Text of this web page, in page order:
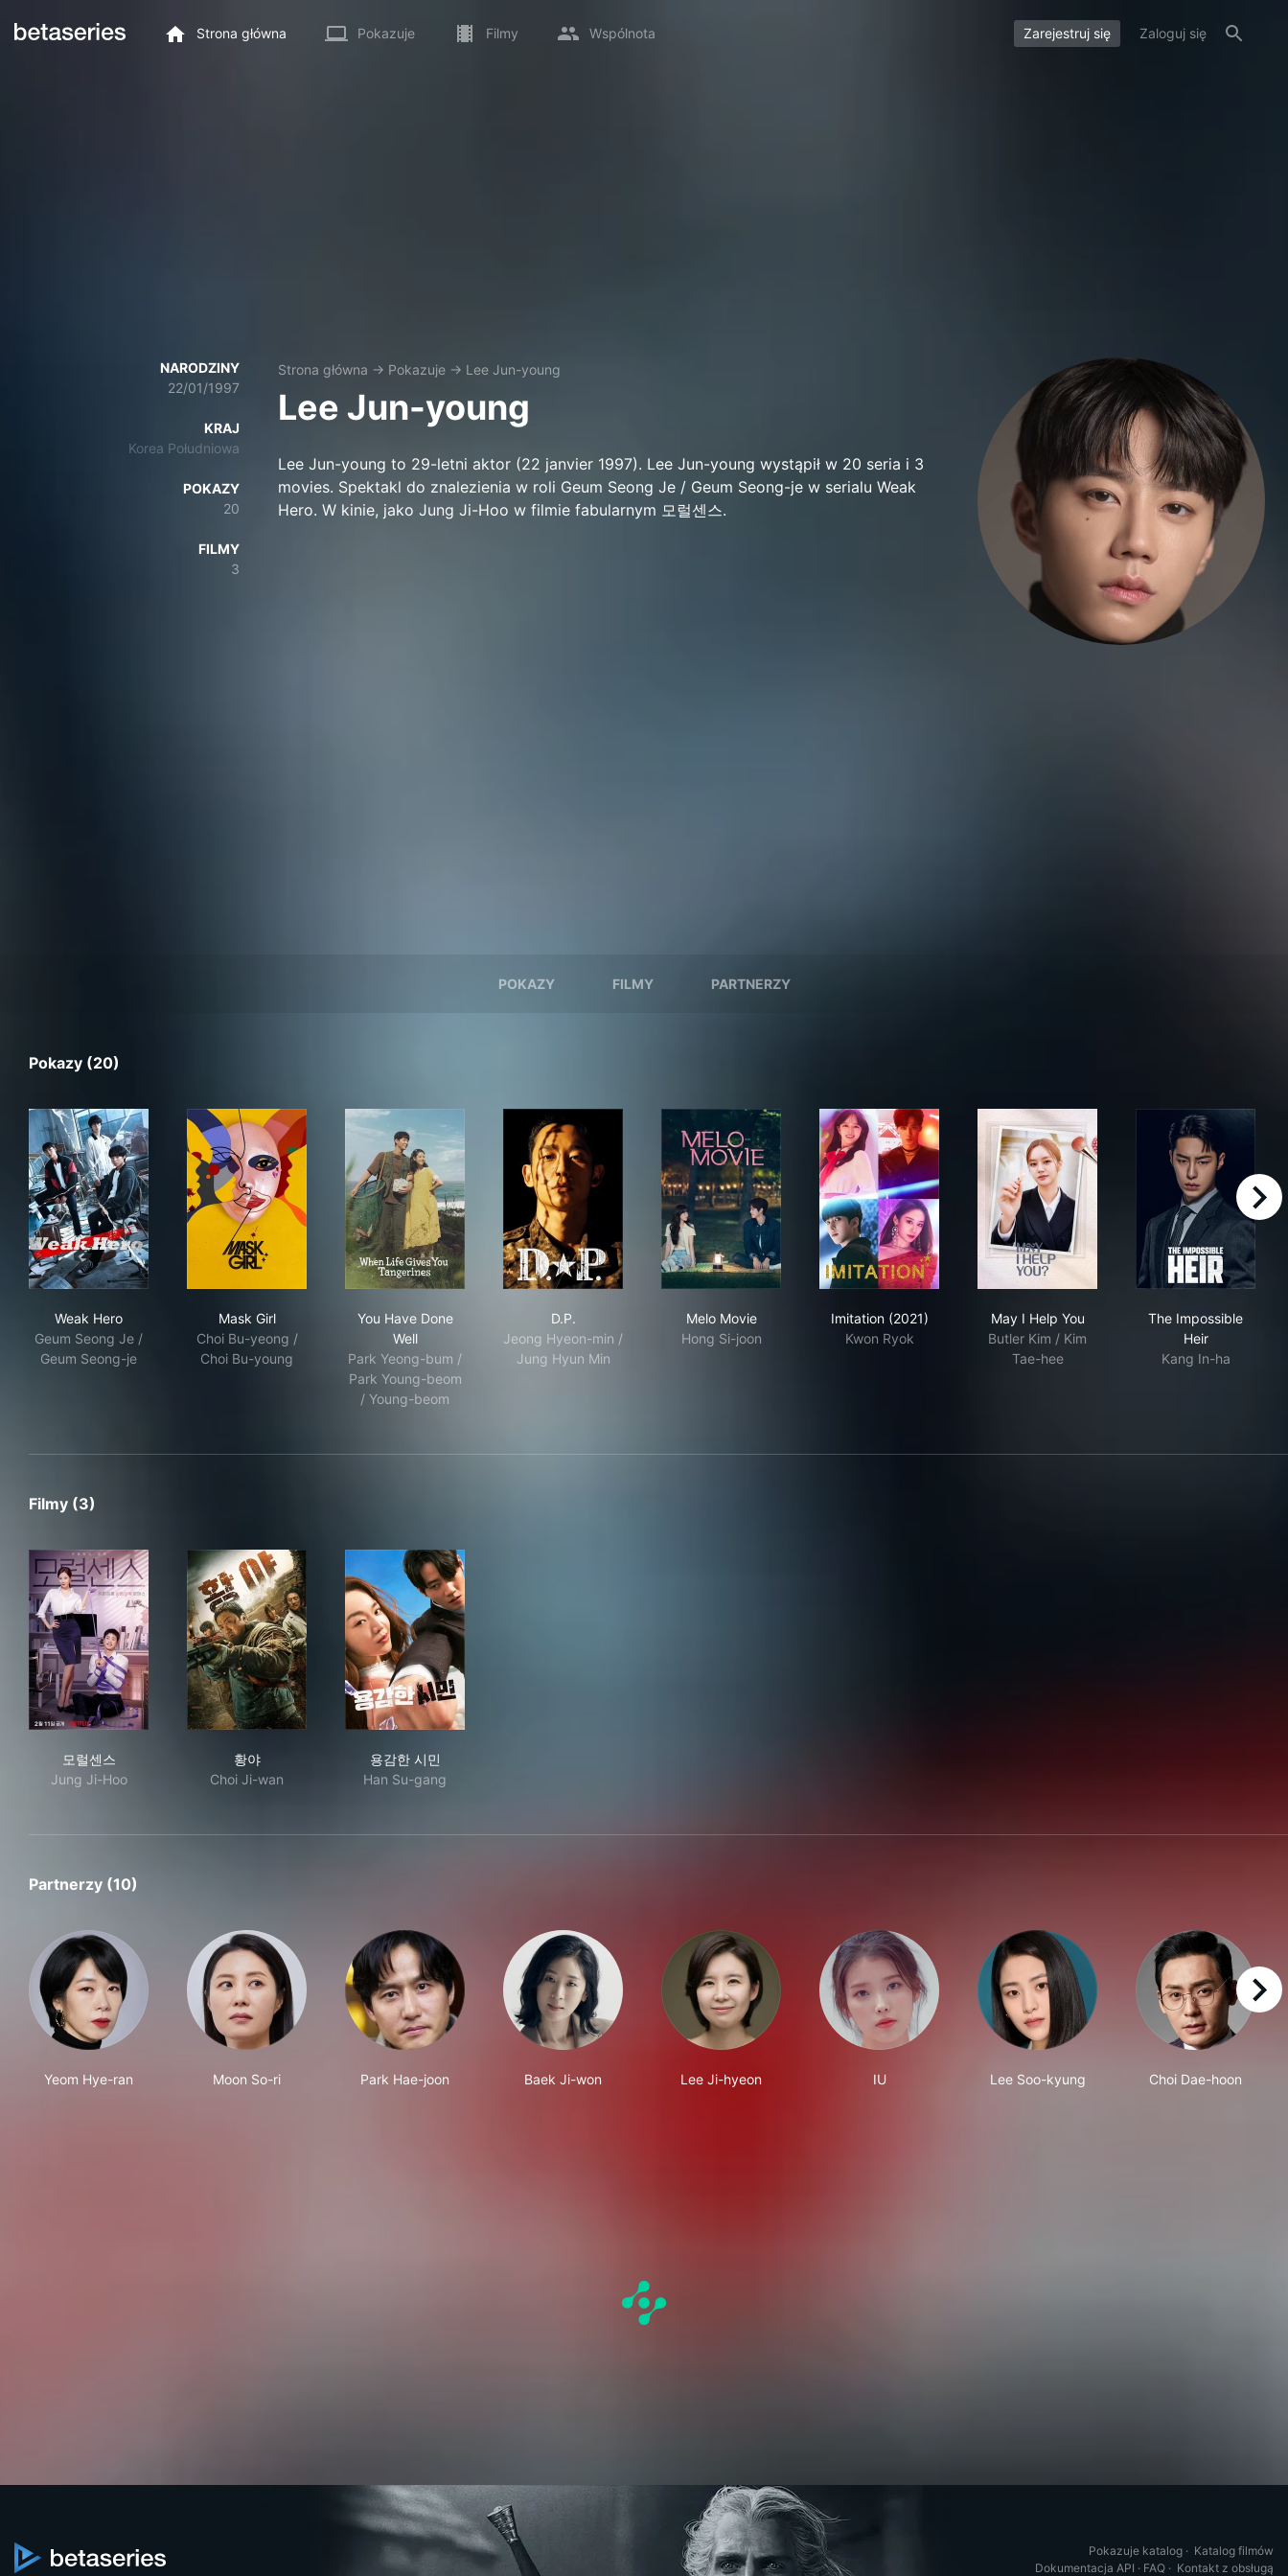
Strona główna Pokazuje Filmy Wspólnota Zarejestruj się Zaloguj się
NARODZINY
22/01/1997
KRAJ
Korea Południowa
POKAZY
20
FILMY
3
Strona główna → Pokazuje → Lee Jun-young
Lee Jun-young
Lee Jun-young to 29-letni aktor (22 janvier 1997). Lee Jun-young wystąpił w 20 seria i 3
movies. Spektakl do znalezienia w roli Geum Seong Je / Geum Seong-je w serialu Weak
Hero. W kinie, jako Jung Ji-Hoo w filmie fabularnym 모럴센스.
POKAZY FILMY PARTNERZY
Pokazy (20)
Weak Hero
Geum Seong Je /
Geum Seong-je
Mask Girl
Choi Bu-yeong /
Choi Bu-young
You Have Done
Well
Park Yeong-bum /
Park Young-beom
/ Young-beom
D.P.
Jeong Hyeon-min /
Jung Hyun Min
Melo Movie
Hong Si-joon
Imitation (2021)
Kwon Ryok
May I Help You
Butler Kim / Kim
Tae-hee
The Impossible
Heir
Kang In-ha
right
Filmy (3)
모럴센스
Jung Ji-Hoo
황야
Choi Ji-wan
용감한 시민
Han Su-gang
Partnerzy (10)
Yeom Hye-ran Moon So-ri Park Hae-joon Baek Ji-won Lee Ji-hyeon IU Lee Soo-kyung Choi Dae-hoon
right
Pokazuje katalog · Katalog filmów
Dokumentacja API · FAQ · Kontakt z obsługą